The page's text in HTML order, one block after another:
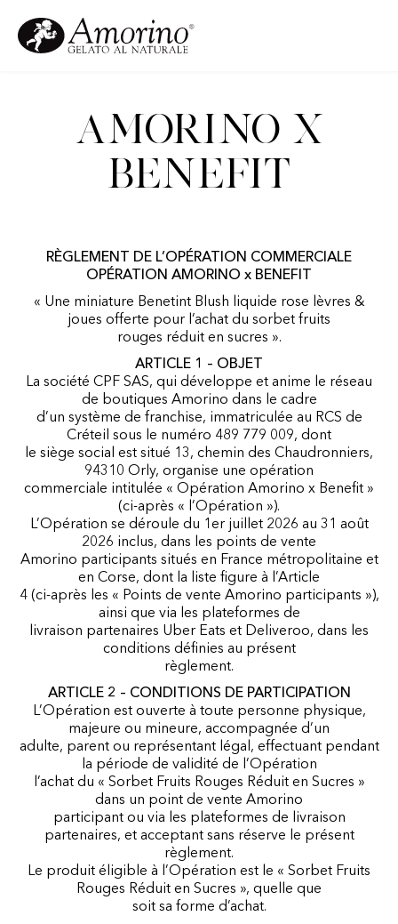
Amorino x
Benefit
RÈGLEMENT DE L’OPÉRATION COMMERCIALE
OPÉRATION AMORINO x BENEFIT
« Une miniature Benetint Blush liquide rose lèvres &
joues offerte pour l’achat du sorbet fruits
rouges réduit en sucres ».
ARTICLE 1 – OBJET
La société CPF SAS, qui développe et anime le réseau
de boutiques Amorino dans le cadre
d’un système de franchise, immatriculée au RCS de
Créteil sous le numéro 489 779 009, dont
le siège social est situé 13, chemin des Chaudronniers,
94310 Orly, organise une opération
commerciale intitulée « Opération Amorino x Benefit »
(ci-après « l’Opération »).
L’Opération se déroule du 1er juillet 2026 au 31 août
2026 inclus, dans les points de vente
Amorino participants situés en France métropolitaine et
en Corse, dont la liste figure à l’Article
4 (ci-après les « Points de vente Amorino participants »),
ainsi que via les plateformes de
livraison partenaires Uber Eats et Deliveroo, dans les
conditions définies au présent
règlement.
ARTICLE 2 – CONDITIONS DE PARTICIPATION
L’Opération est ouverte à toute personne physique,
majeure ou mineure, accompagnée d’un
adulte, parent ou représentant légal, effectuant pendant
la période de validité de l’Opération
l’achat du « Sorbet Fruits Rouges Réduit en Sucres »
dans un point de vente Amorino
participant ou via les plateformes de livraison
partenaires, et acceptant sans réserve le présent
règlement.
Le produit éligible à l’Opération est le « Sorbet Fruits
Rouges Réduit en Sucres », quelle que
soit sa forme d’achat.